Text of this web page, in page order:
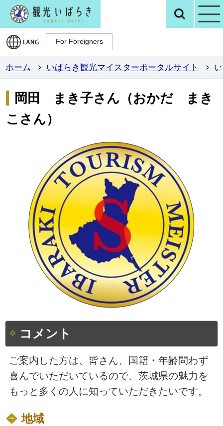
観光いばらき検
For Foreigners
For Foreigners
ホーム いばらき観光マイスターポータルサイト
岡田 まき子さん（おかだ まき
こさん）
コメント
ご案内した方は、皆さん、国籍・年齢問わず
喜んでいただいているので、茨城県の魅力を
もっと多くの人に知っていただきたいです。
地域